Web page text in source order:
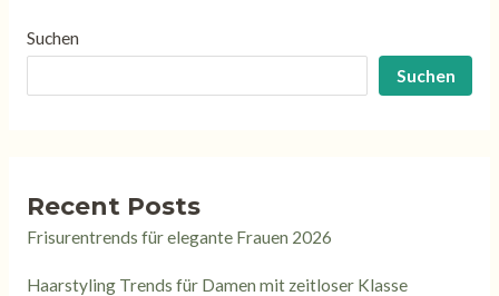
Suchen
Suchen
Recent Posts
Frisurentrends für elegante Frauen 2026
Haarstyling Trends für Damen mit zeitloser Klasse